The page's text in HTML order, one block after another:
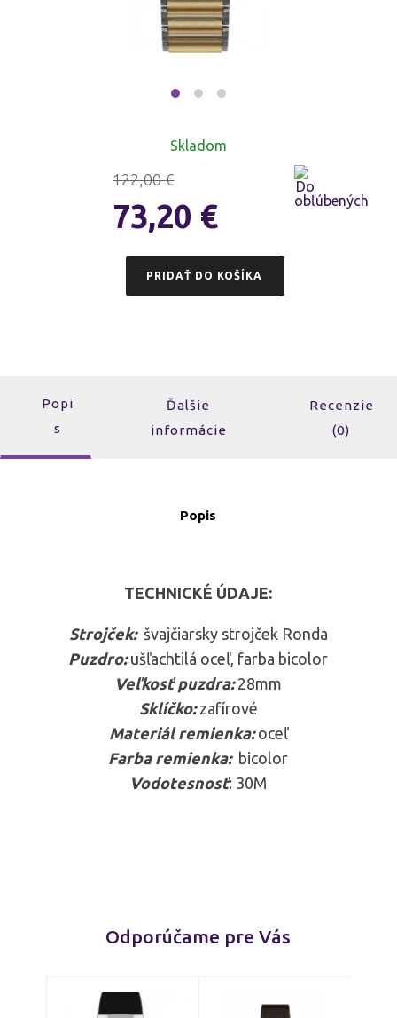
Skladom
122,00€
73,20 €
PRIDAŤ DO KOŠÍKA
Popi
s
Ďalšie
informácie
Recenzie
(0)
Popis
TECHNICKÉ ÚDAJE:
Strojček:švajčiarsky strojček Ronda
Puzdro:ušľachtilá oceľ, farba bicolor
Veľkosť puzdra:28mm
Sklíčko:zafírové
Materiál remienka:oceľ
Farba remienka:bicolor
Vodotesnosť: 30M
Odporúčame pre Vás